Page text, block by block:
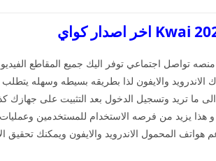
تواصل اجتماعي توفر اليك جميع المقاطع
الاندرويد والايفون لذا بطريقه بسيطه وسهله
ما تريد وتسجيل الدخول بعد التثبيت على جهازك
و هذا يزيد من فرصه الاستخدام للمستخدمين
هواتف المحمول الاندرويد والايفون ويمكنك